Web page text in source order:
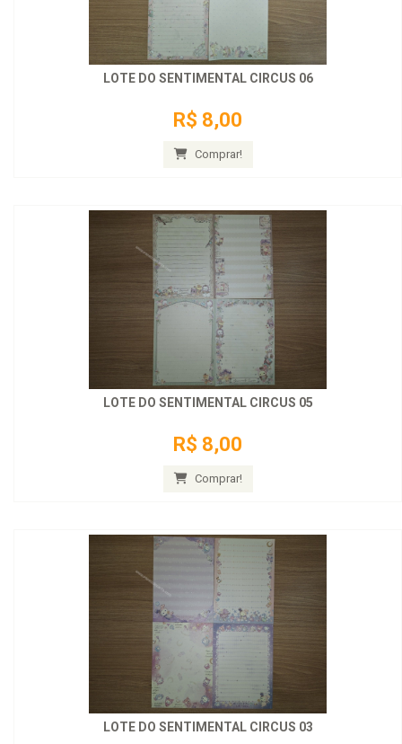
LOTE DO SENTIMENTAL CIRCUS 06
R$ 8,00
Comprar!
LOTE DO SENTIMENTAL CIRCUS 05
R$ 8,00
Comprar!
LOTE DO SENTIMENTAL CIRCUS 03